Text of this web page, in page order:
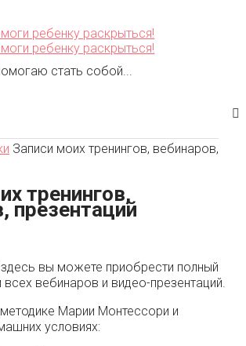
стать собой...
Записи моих тренингов, вебинаров,
тренингов,
презентаций
вы можете приобрести полный
всех вебинаров и видео-презентаций.
Марии Монтессори и
условиях: